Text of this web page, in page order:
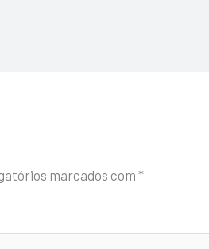
marcados com*